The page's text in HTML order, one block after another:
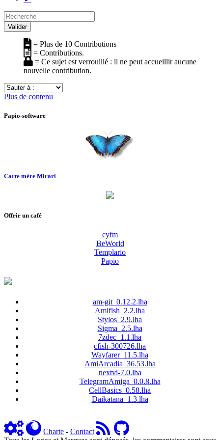
Recherche
Valider
= Plus de 10 Contributions
= Contributions.
= Ce sujet est verrouillé : il ne peut accueillir aucune
nouvelle contribution.
Sauter
à
Plus de contenu
Papio-software
Carte mère Mirari
Offrir un café
cyfm
BeWorld
Templario
Papio
am-git_0.12.2.lha
Amifish_2.2.lha
Stylos_2.9.lha
Sigma_2.5.lha
7zdec_1.1.lha
cfish-300726.lha
Wayfarer_11.5.lha
AmiArcadia_36.53.lha
nextvi-7.0.lha
TelegramAmiga_0.0.8.lha
CellBasics_0.58.lha
Daikatana_1.3.lha
Charte - Contact